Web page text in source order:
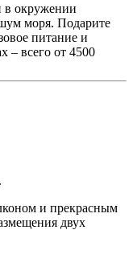
в окружении
моря. Подарите
питание и
– всего от 4500
и прекрасным
двух